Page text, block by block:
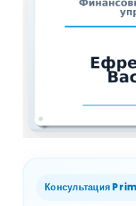
Консультация